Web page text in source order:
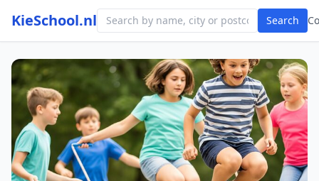
KieSchool.nl Search